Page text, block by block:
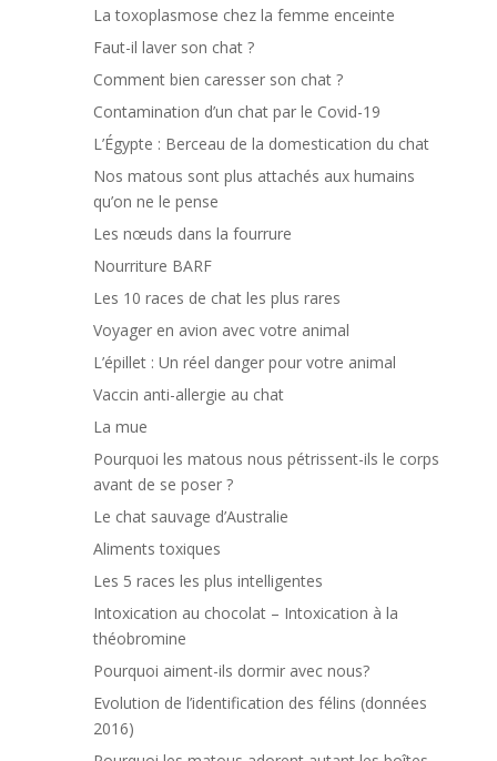
La toxoplasmose chez la femme enceinte
Faut-il laver son chat ?
Comment bien caresser son chat ?
Contamination d’un chat par le Covid-19
L’Égypte : Berceau de la domestication du chat
Nos matous sont plus attachés aux humains
qu’on ne le pense
Les nœuds dans la fourrure
Nourriture BARF
Les 10 races de chat les plus rares
Voyager en avion avec votre animal
L’épillet : Un réel danger pour votre animal
Vaccin anti-allergie au chat
La mue
Pourquoi les matous nous pétrissent-ils le corps
avant de se poser ?
Le chat sauvage d’Australie
Aliments toxiques
Les 5 races les plus intelligentes
Intoxication au chocolat – Intoxication à la
théobromine
Pourquoi aiment-ils dormir avec nous?
Evolution de l’identification des félins (données
2016)